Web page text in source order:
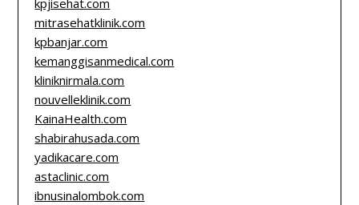
kpjisehat.com
mitrasehatklinik.com
kpbanjar.com
kemanggisanmedical.com
kliniknirmala.com
nouvelleklinik.com
KainaHealth.com
shabirahusada.com
yadikacare.com
astaclinic.com
ibnusinalombok.com